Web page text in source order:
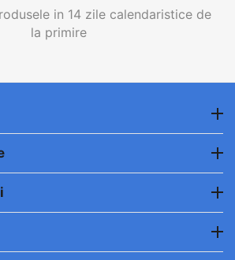
in 14 zile calendaristice de
la primire